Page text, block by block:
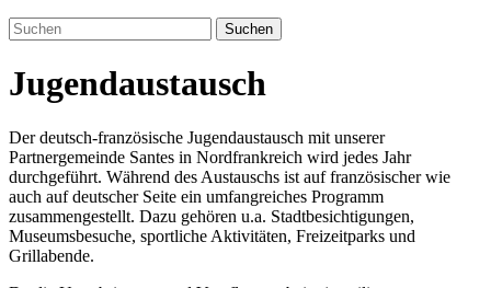
Suchen
Jugendaustausch
Der deutsch-französische Jugendaustausch mit unserer
Partnergemeinde Santes in Nordfrankreich wird jedes Jahr
durchgeführt. Während des Austauschs ist auf französischer wie
auch auf deutscher Seite ein umfangreiches Programm
zusammengestellt. Dazu gehören u.a. Stadtbesichtigungen,
Museumsbesuche, sportliche Aktivitäten, Freizeitparks und
Grillabende.